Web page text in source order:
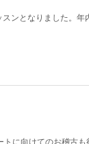
ンとなりました。年
に向けてのお稽古